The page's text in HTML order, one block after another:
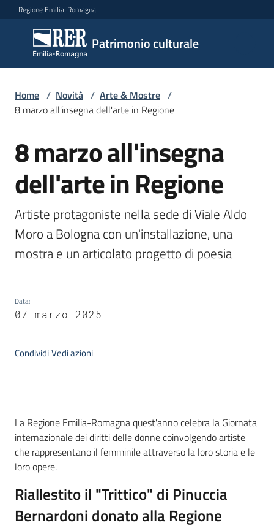
Vai al contenuto
Vai alla navigazione
Vai al footer
Regione Emilia-Romagna
Patrimonio culturale
Patrimonio
culturale
Argomenti
Novità
Servizi
Leggi
Atti
Piani
Programmi
Giuseppe
Guglielmi
Seguici
su
Home / Novità / Arte & Mostre /
8 marzo all'insegna dell'arte in Regione
Salta al contenuto
8 marzo all'insegna
dell'arte in Regione
Artiste protagoniste nella sede di Viale Aldo
Moro a Bologna con un'installazione, una
mostra e un articolato progetto di poesia
Data:
07 marzo 2025
CondividiVedi azioni
Introduzione
La Regione Emilia-Romagna quest'anno celebra la Giornata
internazionale dei diritti delle donne coinvolgendo artiste
che rappresentano il femminile attraverso la loro storia e le
loro opere.
Riallestito il "Trittico" di Pinuccia
Bernardoni donato alla Regione